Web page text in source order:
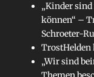
„Kinder
können“ –
Schroeter-
TrostHelden
„Wir sind